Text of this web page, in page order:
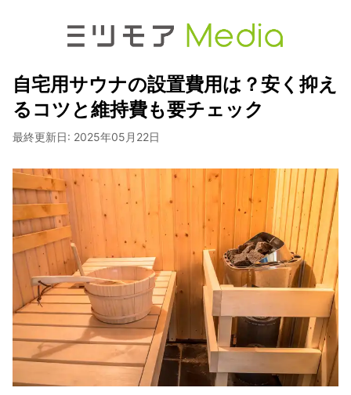
自宅用サウナの設置費用は？安く抑え
るコツと維持費も要チェック
最終更新日: 2025年05月22日